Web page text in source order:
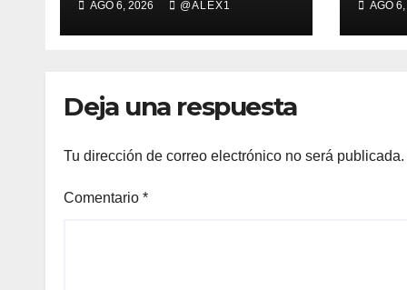
algecireña Ana Alba
Ruiz De Diego, en el
AGO 6, 2026 @ALEX1
X
AGO
Deja una respuesta
Tu dirección de correo electrónico no será publicada.
Comentario *